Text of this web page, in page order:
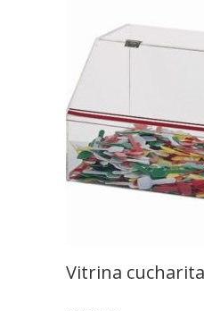
Vitrina